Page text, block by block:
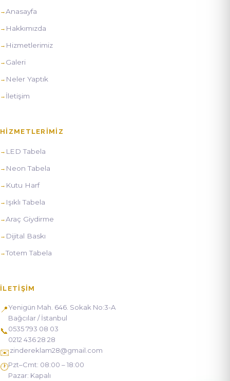
Anasayfa
Hakkımızda
Hizmetlerimiz
Galeri
Neler Yaptık
İletişim
HIZMETLERIMIZ
LED Tabela
Neon Tabela
Kutu Harf
Işıklı Tabela
Araç Giydirme
Dijital Baskı
Totem Tabela
İLETIŞIM
📍Yenigün Mah. 646. Sokak No:3-A
Bağcılar / İstanbul
📞0535 793 08 03
0212 436 28 28
✉️zindereklam28@gmail.com
🕐Pzt–Cmt: 08:00 – 18:00
Pazar: Kapalı